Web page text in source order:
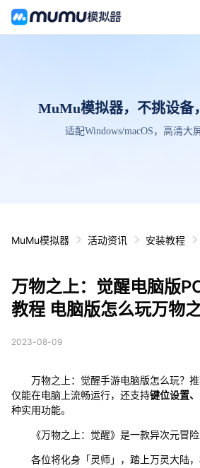
MuMu模拟器，不挑设备
适配Windows/macOS，高清大
MuMu模拟器 活动资讯 安装教程
万物之上：觉醒电脑版
教程 电脑版怎么玩万物
2023-08-09
万物之上：觉醒手游电脑版怎么玩？推
仅能在电脑上流畅运行，还支持键位设置
种实用功能。
《万物之上：觉醒》是一款异次元冒险
各位将化身「灵师」，踏上万灵大陆，